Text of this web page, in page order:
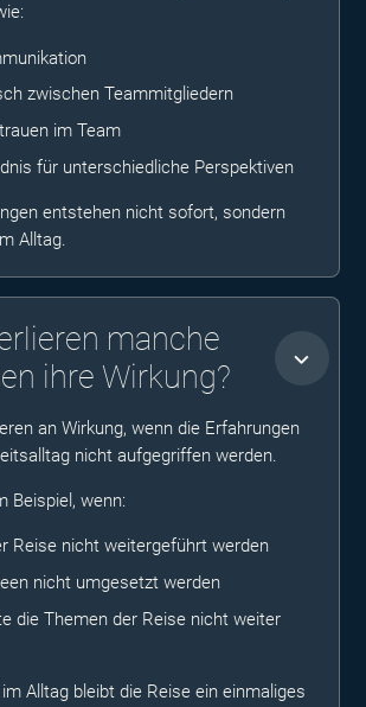
zwischen Teammitgliedern
im Team
für unterschiedliche Perspektiven
entstehen nicht sofort, sondern
Alltag.
manche
ihre Wirkung?
an Wirkung, wenn die Erfahrungen
nicht aufgegriffen werden.
Beispiel, wenn:
Reise nicht weitergeführt werden
nicht umgesetzt werden
die Themen der Reise nicht weiter
Alltag bleibt die Reise ein einmaliges